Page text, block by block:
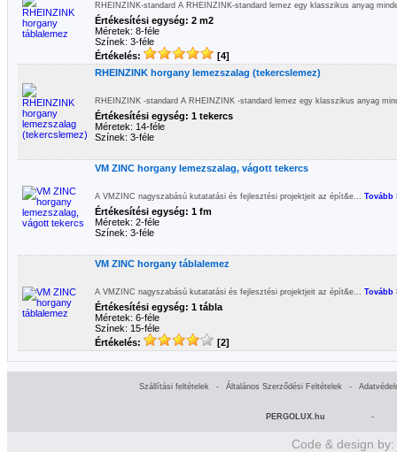
RHEINZINK-standard A RHEINZINK-standard lemez egy klasszikus anyag
Értékesítési egység: 2 m2
Méretek: 8-féle
Színek: 3-féle
Értékelés:
[4]
RHEINZINK horgany lemezszalag (tekercslemez)
RHEINZINK -standard A RHEINZINK -standard lemez egy klasszikus anyag
Értékesítési egység: 1 tekercs
Méretek: 14-féle
Színek: 3-féle
VM ZINC horgany lemezszalag, vágott tekercs
A VMZINC nagyszabású kutatatási és fejlesztési projektjeit az épít&e... Tovább
Értékesítési egység: 1 fm
Méretek: 2-féle
Színek: 3-féle
VM ZINC horgany táblalemez
A VMZINC nagyszabású kutatatási és fejlesztési projektjeit az épít&e... Tovább
Értékesítési egység: 1 tábla
Méretek: 6-féle
Színek: 15-féle
Értékelés:
[2]
Szállítási feltételek - Általános Szerződési Feltételek -
PERGOLUX.hu -
Code & design by: